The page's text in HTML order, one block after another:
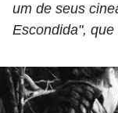
um de seus
Escondida",